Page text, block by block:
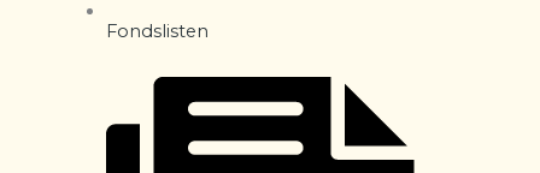
Fondslisten